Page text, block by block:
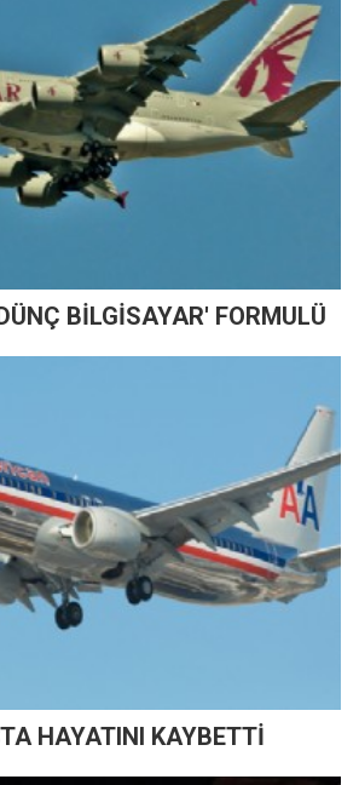
BİLGİSAYAR' FORMULÜ
HAYATINI KAYBETTİ